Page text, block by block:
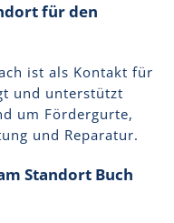
für den
ist als Kontakt für
und unterstützt
um Fördergurte,
und Reparatur.
Standort Buch